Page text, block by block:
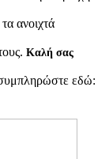
ανοιχτά
Καλή σας
εδώ: